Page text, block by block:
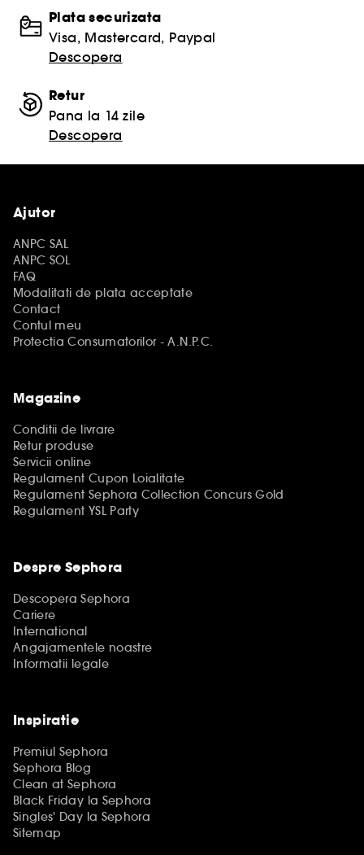
Plata securizata
Visa, Mastercard, Paypal
Descopera
Retur
Pana la 14 zile
Descopera
Ajutor
ANPC SAL
ANPC SOL
FAQ
Modalitati de plata acceptate
Contact
Contul meu
Protectia Consumatorilor - A.N.P.C.
Magazine
Conditii de livrare
Retur produse
Servicii online
Regulament Cupon Loialitate
Regulament Sephora Collection Concurs Gold
Regulament YSL Party
Despre Sephora
Descopera Sephora
Cariere
International
Angajamentele noastre
Informatii legale
Inspiratie
Premiul Sephora
Sephora Blog
Clean at Sephora
Black Friday la Sephora
Singles' Day la Sephora
Sitemap